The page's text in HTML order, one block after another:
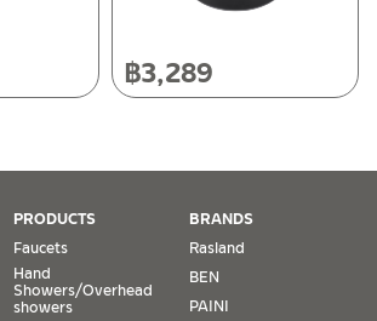
hrs.
Special / Public Holidays
or seller’s receipt, shall be required
warranty which will be checked against
In the absence of such proof of
claims can be made.
฿3,289
PRODUCTS
Faucets
Hand
Showers/Overhead
showers
BRANDS
Rasland
BEN
PAINI